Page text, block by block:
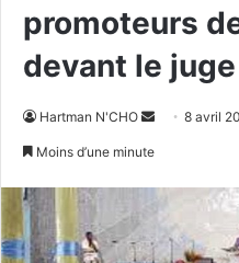
promoteurs
devant le juge
Hartman N'CHO
Envoyer8 avril
Moins d’une minute